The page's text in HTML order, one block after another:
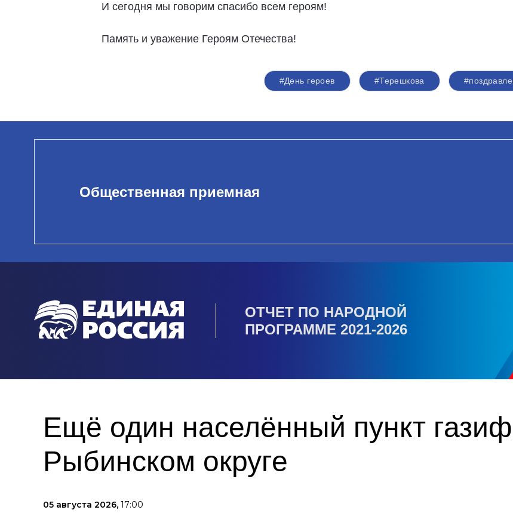
И сегодня мы говорим спасибо всем героям!
Память и уважение Героям Отечества!
#День героев #Терешкова
Общественная приемная
ОТЧЕТ ПО НАРОДНОЙ
ПРОГРАММЕ 2021-2026
Ещё один населённый пункт
Рыбинском округе
05 августа 2026, 17:00